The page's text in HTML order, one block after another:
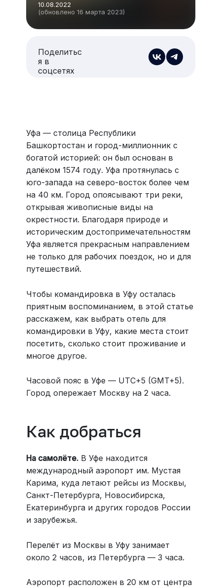
10.08.2022
(обновлено 16 марта 2023)
Поделитьс
я в
соцсетях
Уфа — столица Республики
Башкортостан и город-миллионник с
богатой историей: он был основан в
далёком 1574 году. Уфа протянулась с
юго-запада на северо-восток более чем
на 40 км. Город опоясывают три реки,
открывая живописные виды на
окрестности. Благодаря природе и
историческим достопримечательностям
Уфа является прекрасным направлением
не только для рабочих поездок, но и для
путешествий.
Чтобы командировка в Уфу осталась
приятным воспоминанием, в этой статье
расскажем, как выбрать отель для
командировки в Уфу, какие места стоит
посетить, сколько стоит проживание и
многое другое.
Часовой пояс в Уфе — UTC+5 (GMT+5).
Город опережает Москву на 2 часа.
Как добраться
На самолёте.В Уфе находится
международный аэропорт им. Мустая
Карима, куда летают рейсы из Москвы,
Санкт-Петербурга, Новосибирска,
Екатеринбурга и других городов России
и зарубежья.
Перелёт из Москвы в Уфу занимает
около 2 часов, из Петербурга — 3 часа.
Аэропорт расположен в 20 км от центра